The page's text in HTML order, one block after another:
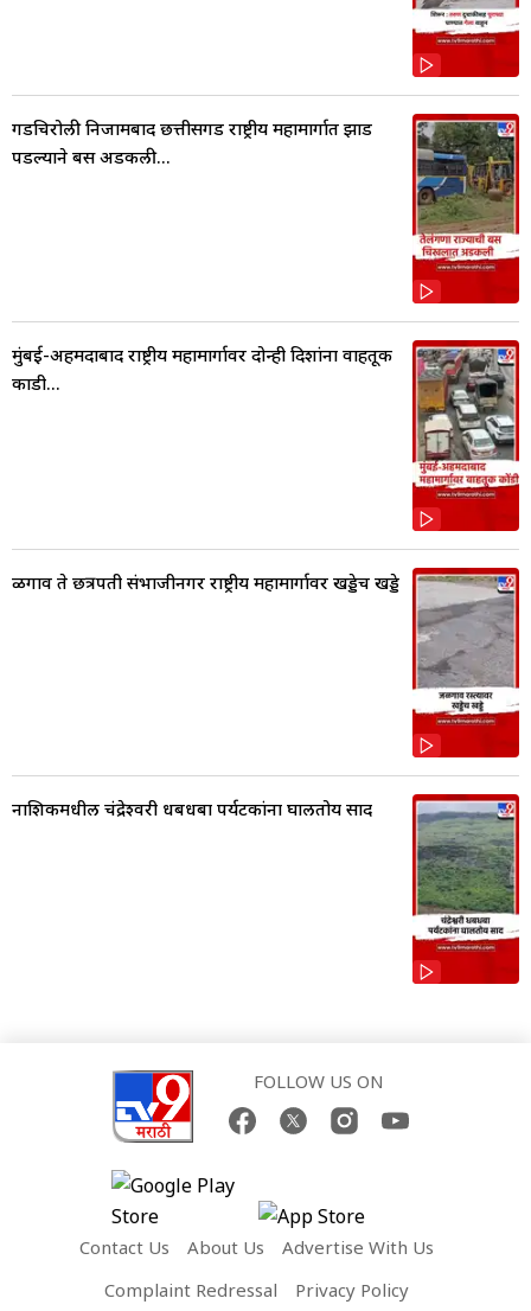
गडचिरोली निजामबाद छत्तीसगड राष्ट्रीय महामार्गात झाड
पडल्याने बस अडकली...
मुंबई-अहमदाबाद राष्ट्रीय महामार्गावर दोन्ही दिशांना वाहतूक
कोंडी...
ळगाव ते छत्रपती संभाजीनगर राष्ट्रीय महामार्गावर खड्डेच खड्डे
नाशिकमधील चंद्रेश्वरी धबधबा पर्यटकांना घालतोय साद
FOLLOW US ON
Contact Us About Us
Advertise With Us
Complaint Redressal
Privacy Policy